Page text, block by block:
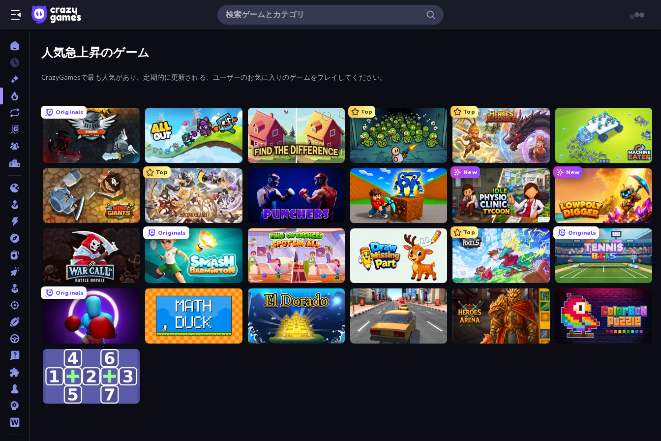
人気急上昇のゲーム
CrazyGamesで最も人気があり、定期的に更新される、ユーザーのお気に入りのゲームをプレイしてください。
Originals
EvoWars.io All Out Find The Difference
Top
Base Defence
Top
Heroes Assemble Machine Eater
MiniGiants.io
Top
Divine Clash Punchers Obby: Break Rocks For Brainrots
New
Idle Physio Clinic Tycoon
New
Lowpoly Digger
WarCall.io
Originals
Smash Badminton Find Differences: Spot 'Em All Draw Missing Part | DOP Puzzle
Top
Kingdom of Pixels
Originals
Tennis Bits
Originals
Punch Max Math Duck El Dorado Lite City Car Racer Heroes of the Arena ColorBox Puzzle
Math Push